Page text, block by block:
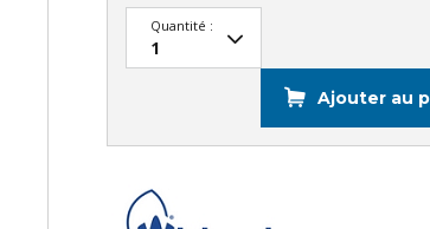
Quantité :
Ajouter au